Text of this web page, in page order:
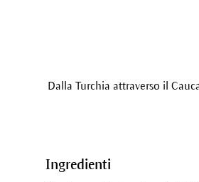
Dalla Turchia attraverso il
Ingredienti